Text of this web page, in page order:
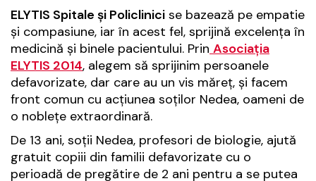
ELYTIS Spitale şi Policlinici se bazează pe empatie
şi compasiune, iar în acest fel, sprijină excelenţa în
medicină şi binele pacientului. Prin Asociaţia
ELYTIS 2014, alegem să sprijinim persoanele
defavorizate, dar care au un vis măreţ, şi facem
front comun cu acţiunea soţilor Nedea, oameni de
o nobleţe extraordinară.
De 13 ani, soţii Nedea, profesori de biologie, ajută
gratuit copiii din familii defavorizate cu o
perioadă de pregătire de 2 ani pentru a se putea